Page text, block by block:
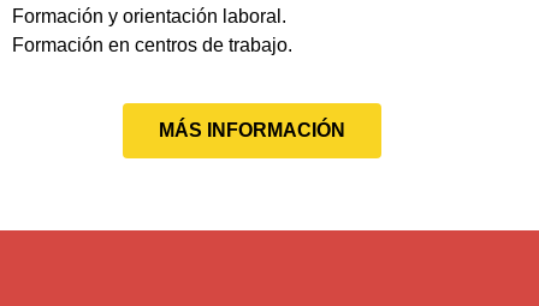
Formación y orientación laboral.
Formación en centros de trabajo.
MÁS INFORMACIÓN